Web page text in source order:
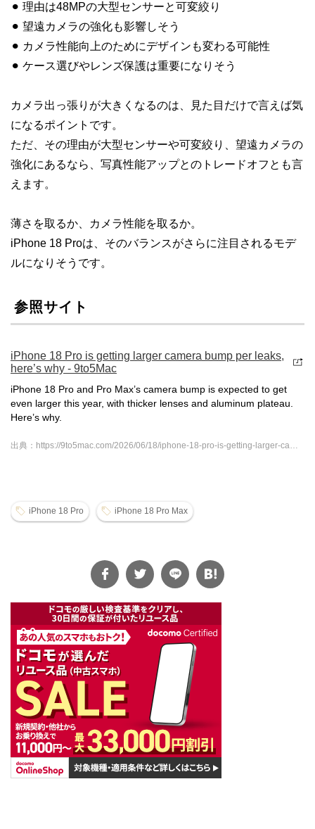
⚫︎ 理由は48MPの大型センサーと可変絞り
⚫︎ 望遠カメラの強化も影響しそう
⚫︎ カメラ性能向上のためにデザインも変わる可能性
⚫︎ ケース選びやレンズ保護は重要になりそう
カメラ出っ張りが大きくなるのは、見た目だけで言えば気
になるポイントです。
ただ、その理由が大型センサーや可変絞り、望遠カメラの
強化にあるなら、写真性能アップとのトレードオフとも言
えます。
薄さを取るか、カメラ性能を取るか。
iPhone 18 Proは、そのバランスがさらに注目されるモデ
ルになりそうです。
参照サイト
iPhone 18 Pro is getting larger camera bump per leaks,
here’s why - 9to5Mac
iPhone 18 Pro and Pro Max’s camera bump is expected to get
even larger this year, with thicker lenses and aluminum plateau.
Here’s why.
出典：https://9to5mac.com/2026/06/18/iphone-18-pro-is-getting-larger-camera-bump-per-leaks-heres-why/
iPhone 18 Pro iPhone 18 Pro Max